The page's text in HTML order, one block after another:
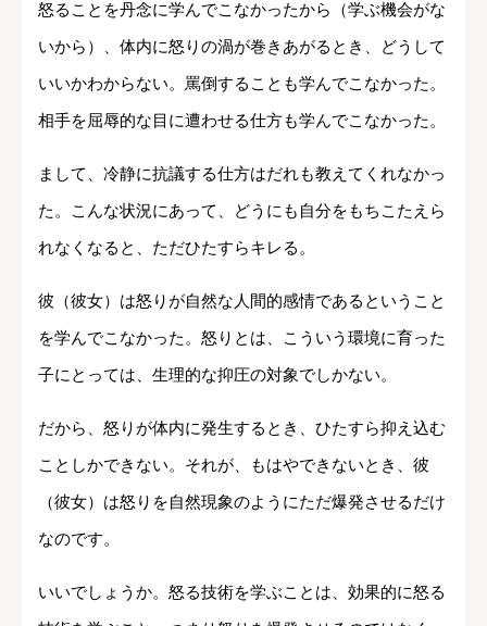
怒ることを丹念に学んでこなかったから（学ぶ機会がな
いから）、体内に怒りの渦が巻きあがるとき、どうして
いいかわからない。罵倒することも学んでこなかった。
相手を屈辱的な目に遭わせる仕方も学んでこなかった。
まして、冷静に抗議する仕方はだれも教えてくれなかっ
た。こんな状況にあって、どうにも自分をもちこたえら
れなくなると、ただひたすらキレる。
彼（彼女）は怒りが自然な人間的感情であるということ
を学んでこなかった。怒りとは、こういう環境に育った
子にとっては、生理的な抑圧の対象でしかない。
だから、怒りが体内に発生するとき、ひたすら抑え込む
ことしかできない。それが、もはやできないとき、彼
（彼女）は怒りを自然現象のようにただ爆発させるだけ
なのです。
いいでしょうか。怒る技術を学ぶことは、効果的に怒る